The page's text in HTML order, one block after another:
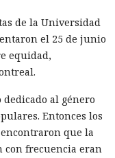
de la Universidad
el 25 de junio
equidad,
al género
Entonces los
que la
con frecuencia eran